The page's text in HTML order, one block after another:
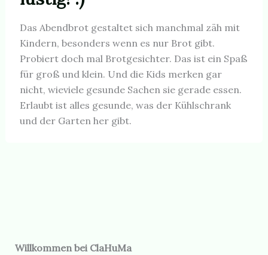
Das Abendbrot gestaltet sich manchmal zäh mit
Kindern, besonders wenn es nur Brot gibt.
Probiert doch mal Brotgesichter. Das ist ein Spaß
für groß und klein. Und die Kids merken gar
nicht, wieviele gesunde Sachen sie gerade essen.
Erlaubt ist alles gesunde, was der Kühlschrank
und der Garten her gibt.
Willkommen bei ClaHuMa